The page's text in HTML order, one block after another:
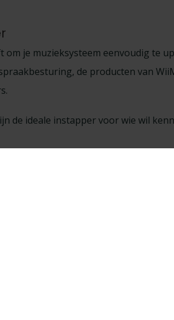
om je muzieksysteem eenvoudig te
de producten van
de ideale instapper voor wie wil